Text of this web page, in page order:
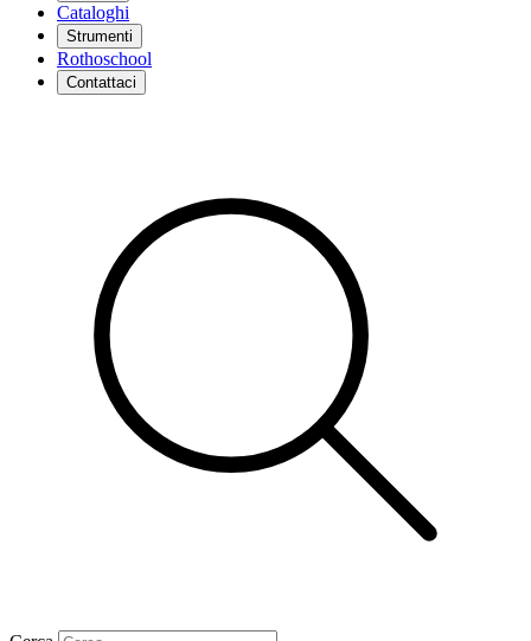
Cataloghi
Strumenti
Rothoschool
Contattaci